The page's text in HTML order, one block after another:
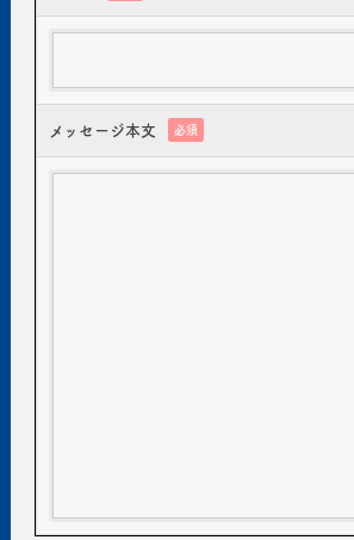
メッセージ本文 必須